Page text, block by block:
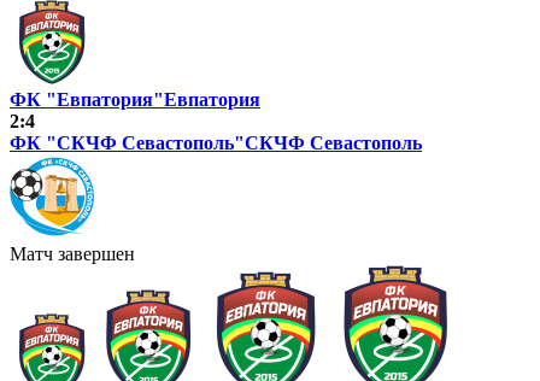
ФК "Евпатория"Евпатория
2:4
ФК "СКЧФ Севастополь"СКЧФ Севастополь
Матч завершен